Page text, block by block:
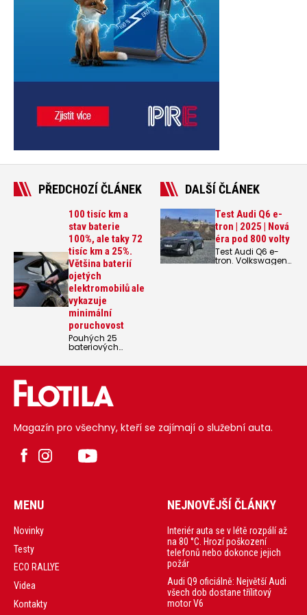
PŘEDCHOZÍ ČLÁNEK
100 tisíc km a
stav baterie
100%, ale taky 72
tisíc km a 25%.
Většina baterií
ojetých
elektromobilů ale
vykazuje
minimální
poruchovost
Pouhých 25
bateriových
zásuvkových
otestovaných aut
mělo při detailním
měření
Aviloo stav zdraví
baterie nižší než 80
DALŠÍ ČLÁNEK
Test Audi Q6 e-
tron | 2025 | Nová
éra pod 800 volty
Test Audi Q6 e-
tron. Volkswagen
a Audi. Výkladní
Magazín pro všechny, kteří se zajímají o služební auta.
MENU
Novinky
Testy
ECO RALLYE
Videa
Kontakty
NEJNOVĚJŠÍ ČLÁNKY
Interiér auta se v létě rozpálí až
na 80 °C. Hrozí poškození
telefonů nebo dokonce jejich
požár
Audi Q9 oficiálně: Největší Audi
všech dob dostane třílitový
motor V6